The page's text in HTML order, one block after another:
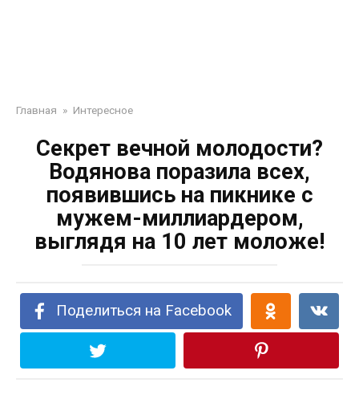
Главная » Интересное
Секрет вечной молодости?
Водянова поразила всех,
появившись на пикнике с
мужем-миллиардером,
выглядя на 10 лет моложе!
Поделиться на Facebook